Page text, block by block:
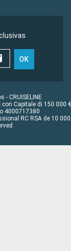
OK
- CRUISELINE
Capitale di 150 000 €
4000717380
RC RSA de 10 000